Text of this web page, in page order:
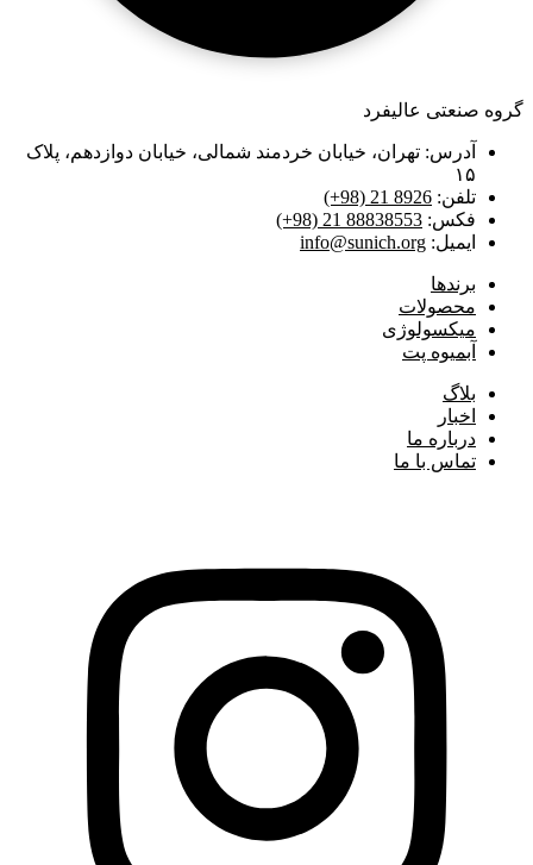
گروه صنعتی عالیفرد
آدرس: تهران، خیابان خردمند شمالی، خیابان دوازدهم، پلاک
۱۵
تلفن: (+98) 21 8926
فکس: (+98) 21 88838553
ایمیل: info@sunich.org
برند‌ها
محصولات
میکسولوژی
آبمیوه پت
بلاگ
اخبار
درباره ما
تماس با ما